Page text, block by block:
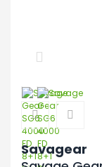
Savagear